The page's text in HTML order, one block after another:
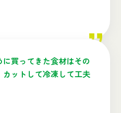
買ってきた食材はその
ットして冷凍して工夫